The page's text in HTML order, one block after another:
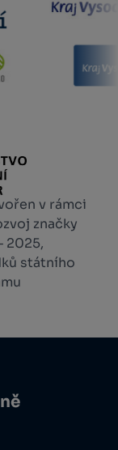
v rámci
značky
2025,
státního